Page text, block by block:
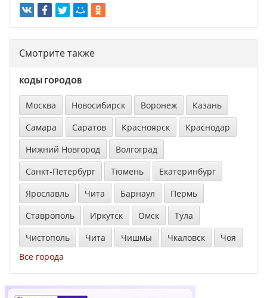
Смотрите также
КОДЫ ГОРОДОВ
Москва Новосибирск Воронеж
Казань
Самара
Саратов Красноярск
Краснодар
Нижний Новгород
Волгоград
Санкт-Петербург
Тюмень
Екатеринбург
Ярославль
Чита Барнаул
Пермь
Ставрополь
Иркутск Омск
Тула
Чистополь
Чита Чишмы Чкаловск
Чоя
Все города